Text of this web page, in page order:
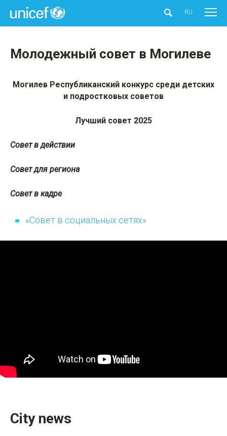
UNICEF RU
Молодежный совет в Могилеве
Могилев Республиканский конкурс среди детских
и подростковых советов
Лучший совет 2025
Совет в действии
Совет для региона
Совет в кадре
«Совет в социальных сетях»
City news